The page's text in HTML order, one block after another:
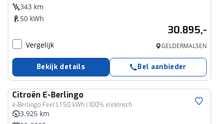
343 km
50 kWh
30.895,-
Vergelijk GELDERMALSEN
Bekijk details Bel aanbieder
Citroën E-Berlingo
ë-Berlingo Feel L1 50 kWh | 100% elektrisch
3.925 km